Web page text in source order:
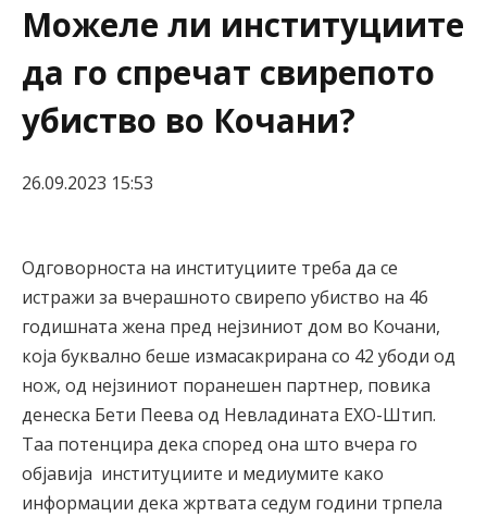
Можеле ли институциите
да го спречат свирепото
убиство во Кочани?
26.09.2023 15:53
Одговорноста на институциите треба да се
истражи за вчерашното свирепо убиство на 46
годишната жена пред нејзиниот дом во Кочани,
која буквално беше измасакрирана со 42 убоди од
нож, од нејзиниот поранешен партнер, повика
денеска Бети Пеева од Невладината ЕХО-Штип.
Таа потенцира дека според она што вчера го
објавија институциите и медиумите како
информации дека жртвата седум години трпела